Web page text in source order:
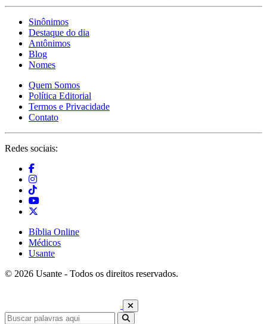
Sinônimos
Destaque do dia
Antônimos
Blog
Nomes
Quem Somos
Política Editorial
Termos e Privacidade
Contato
Redes sociais:
Bíblia Online
Médicos
Usante
© 2026 Usante - Todos os direitos reservados.